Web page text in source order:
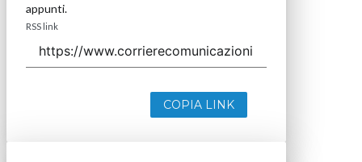
appunti.
RSS link
COPIA LINK